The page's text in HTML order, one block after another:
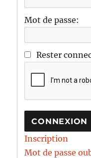
Mot de passe:
Rester
CONNEXION
Inscription
Mot de passe